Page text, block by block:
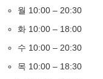
월 10:00 – 20:30
화 10:00 – 18:00
수 10:00 – 20:30
목 10:00 – 18:30